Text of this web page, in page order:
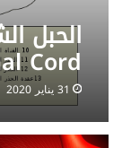
الحبل
Cord
31 يناير 2020